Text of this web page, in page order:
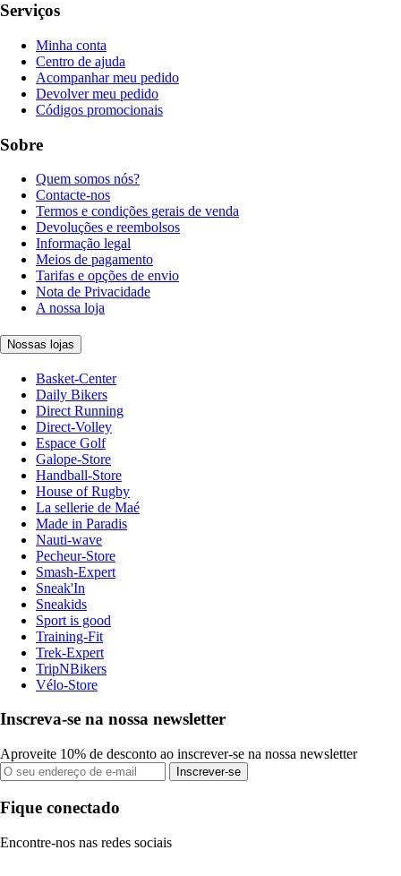
Serviços
Minha conta
Centro de ajuda
Acompanhar meu pedido
Devolver meu pedido
Códigos promocionais
Sobre
Quem somos nós?
Contacte-nos
Termos e condições gerais de venda
Devoluções e reembolsos
Informação legal
Meios de pagamento
Tarifas e opções de envio
Nota de Privacidade
A nossa loja
Nossas lojas
Basket-Center
Daily Bikers
Direct Running
Direct-Volley
Espace Golf
Galope-Store
Handball-Store
House of Rugby
La sellerie de Maé
Made in Paradis
Nauti-wave
Pecheur-Store
Smash-Expert
Sneak'In
Sneakids
Sport is good
Training-Fit
Trek-Expert
TripNBikers
Vélo-Store
Inscreva-se na nossa newsletter
Aproveite 10% de desconto ao inscrever-se na nossa newsletter
Inscrever-se
Fique conectado
Encontre-nos nas redes sociais